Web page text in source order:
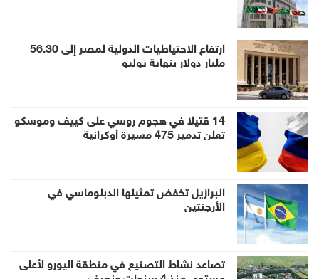
ارتفاع الاحتياطيات الدولية لمصر إلى 56.30
مليار دولار بنهاية يوليو
14 قتيلا في هجوم روسي على كييف وموسكو
تعلن تدمير 475 مسيرة أوكرانية
البرازيل تخفض تمثيلها الدبلوماسي في
الأرجنتين
تصاعد نشاط التصنيع في منطقة اليورو لأعلى